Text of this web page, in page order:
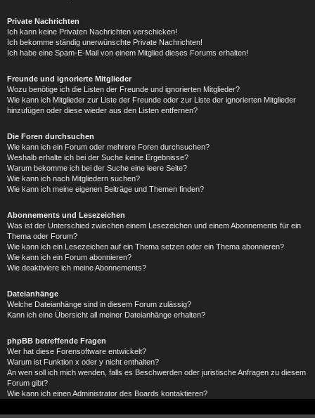
Private Nachrichten
Ich kann keine Privaten Nachrichten verschicken!
Ich bekomme ständig unerwünschte Private Nachrichten!
Ich habe eine Spam-E-Mail von einem Mitglied dieses Forums erhalten!
Freunde und ignorierte Mitglieder
Wozu benötige ich die Listen der Freunde und ignorierten Mitglieder?
Wie kann ich Mitglieder zur Liste der Freunde oder zur Liste der ignorierten Mitglieder
hinzufügen oder diese wieder aus den Listen entfernen?
Die Foren durchsuchen
Wie kann ich ein Forum oder mehrere Foren durchsuchen?
Weshalb erhalte ich bei der Suche keine Ergebnisse?
Warum bekomme ich bei der Suche eine leere Seite?
Wie kann ich nach Mitgliedern suchen?
Wie kann ich meine eigenen Beiträge und Themen finden?
Abonnements und Lesezeichen
Was ist der Unterschied zwischen einem Lesezeichen und einem Abonnements für ein
Thema oder Forum?
Wie kann ich ein Lesezeichen auf ein Thema setzen oder ein Thema abonnieren?
Wie kann ich ein Forum abonnieren?
Wie deaktiviere ich meine Abonnements?
Dateianhänge
Welche Dateianhänge sind in diesem Forum zulässig?
Kann ich eine Übersicht all meiner Dateianhänge erhalten?
phpBB betreffende Fragen
Wer hat diese Forensoftware entwickelt?
Warum ist Funktion x oder y nicht enthalten?
An wen soll ich mich wenden, falls es Beschwerden oder juristische Anfragen zu diesem
Forum gibt?
Wie kann ich einen Administrator des Boards kontaktieren?